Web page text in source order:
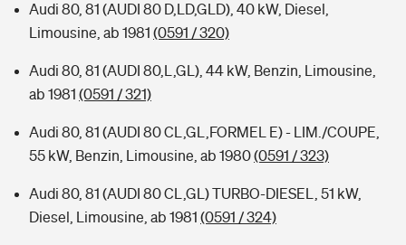
Audi 80, 81 (AUDI 80 D,LD,GLD), 40 kW, Diesel,
Limousine, ab 1981 (0591 / 320)
Audi 80, 81 (AUDI 80,L,GL), 44 kW, Benzin, Limousine,
ab 1981 (0591 / 321)
Audi 80, 81 (AUDI 80 CL,GL,FORMEL E) - LIM./COUPE,
55 kW, Benzin, Limousine, ab 1980(0591 / 323)
Audi 80, 81 (AUDI 80 CL,GL) TURBO-DIESEL, 51 kW,
Diesel, Limousine, ab 1981 (0591 / 324)